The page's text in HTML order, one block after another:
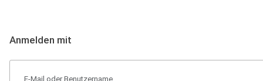
Anmelden mit